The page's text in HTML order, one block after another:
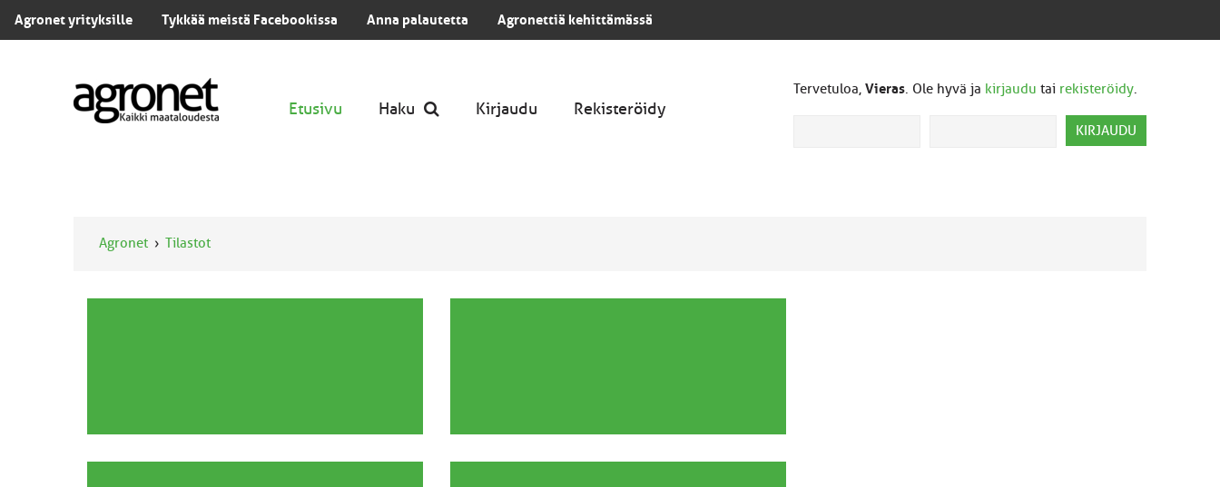
Agronet yrityksille Tykkää meistä Facebookissa Anna palautetta Agronettiä kehittämässä
Tervetuloa,Vieras. Ole hyvä ja kirjaudu tai rekisteröidy.
Etusivu Haku Kirjaudu Rekisteröidy
Agronet Tilastot